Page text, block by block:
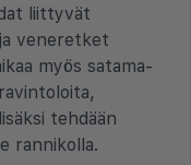
liittyvät
veneretket
myös satama-
tehdään
rannikolla.